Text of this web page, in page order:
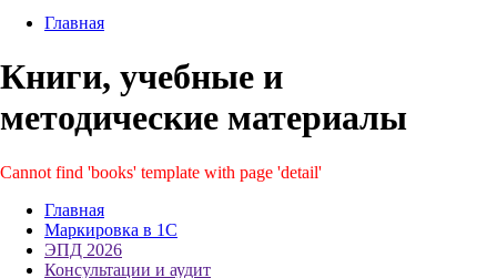
Главная
Книги, учебные и
методические материалы
Cannot find 'books' template with page 'detail'
Главная
Маркировка в 1С
ЭПД 2026
Консультации и аудит